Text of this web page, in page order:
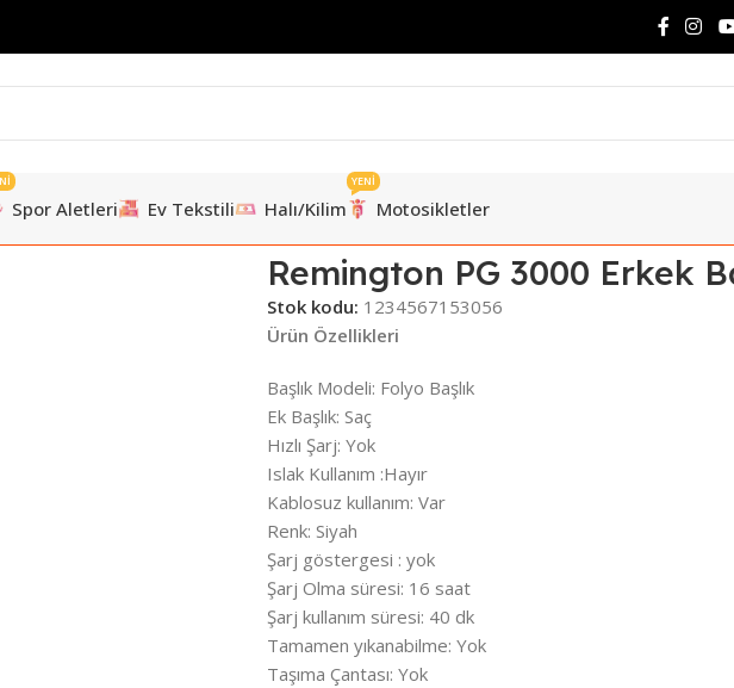
Spor Aletleri Ev Tekstili Halı/Kilim Motosikletler
YENİ
Remington PG 3000 Erkek
Stok kodu: 1234567153056
Ürün Özellikleri
Başlık Modeli: Folyo Başlık
Ek Başlık: Saç
Hızlı Şarj: Yok
Islak Kullanım :Hayır
Kablosuz kullanım: Var
Renk: Siyah
Şarj göstergesi : yok
Şarj Olma süresi: 16 saat
Şarj kullanım süresi: 40 dk
Tamamen yıkanabilme: Yok
Taşıma Çantası: Yok